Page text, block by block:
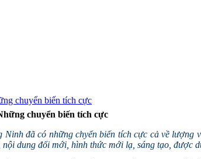
chuyển biến tích cực
chuyển biến tích cực
Ninh đã có những chyển biến tích cực cả về
dung đổi mới, hình thức mới lạ, sáng tạo, được